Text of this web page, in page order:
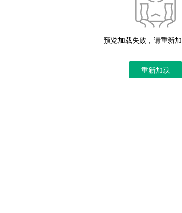
预览加载失败，请重新
重新加载